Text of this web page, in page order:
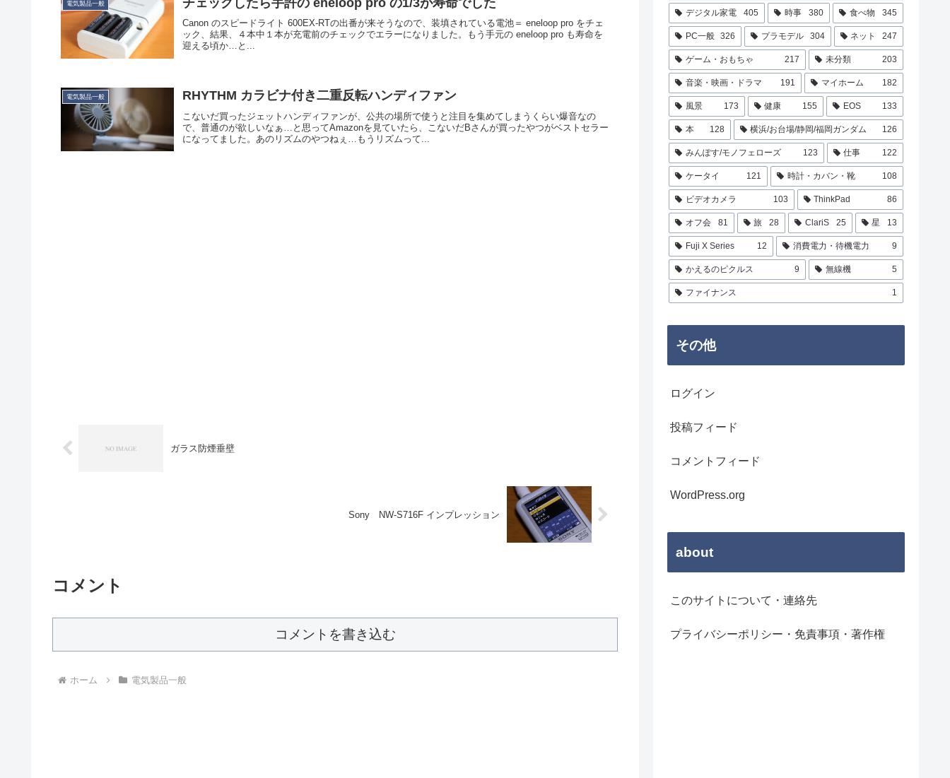
電気製品一般
Canon のスピードライト 600EX-RTの出番が来そうなので、装填されている電池＝ eneloop pro をチェ
ック、結果、４本中１本が充電前のチェックでエラーになりました。もう手元の eneloop pro も寿命を
迎える頃か…と...
電気製品一般 RHYTHM カラビナ付き二重反転ハンディファン
こないだ買ったジェットハンディファンが、公共の場所で使うと注目を集めてしまうくらい爆音なの
で、普通のが欲しいなぁ…と思ってAmazonを見ていたら、こないだBさんが買ったやつがベストセラー
になってました。あのリズムのやつねぇ…もうリズムって...
ガラス防煙垂壁
Sony NW-S716F インプレッション
コメント
コメントを書き込む
ホーム 電気製品一般
デジタル家電 405 時事 380 食べ物 345
PC一般 326 プラモデル 304 ネット 247
ゲーム・おもちゃ 217 未分類 203
音楽・映画・ドラマ 191 マイホーム 182
風景 173 健康 155 EOS 133
本 128 横浜/お台場/静岡/福岡ガンダム 126
みんぽす/モノフェローズ 123 仕事 122
ケータイ 121 時計・カバン・靴 108
ビデオカメラ 103 ThinkPad 86
オフ会 81 旅 28 ClariS 25 星 13
Fuji X Series 12 消費電力・待機電力 9
かえるのピクルス 9 無線機 5
ファイナンス 1
その他
ログイン
投稿フィード
コメントフィード
WordPress.org
about
このサイトについて・連絡先
プライバシーポリシー・免責事項・著作権